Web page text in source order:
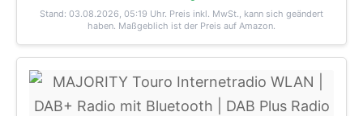
Stand: 03.08.2026, 05:19 Uhr. Preis inkl. MwSt., kann sich geändert
haben. Maßgeblich ist der Preis auf Amazon.